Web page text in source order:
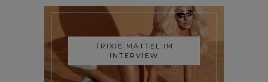
TRIXIE MATTEL IM
INTERVIEW